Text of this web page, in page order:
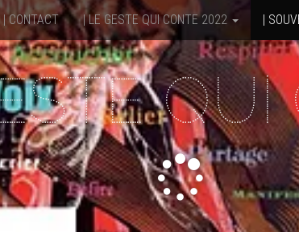
| CONTACT | LE GESTE QUI CONTE 2022 |
QUI